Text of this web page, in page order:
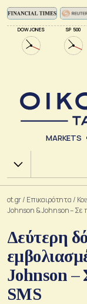
DOW JONES SP 500
MARKETS
Χ.Α.
ot.gr/ Επικαιρότητα /
Johnson & Johnson – Σε
Δεύτερη
Johnson –
SMS